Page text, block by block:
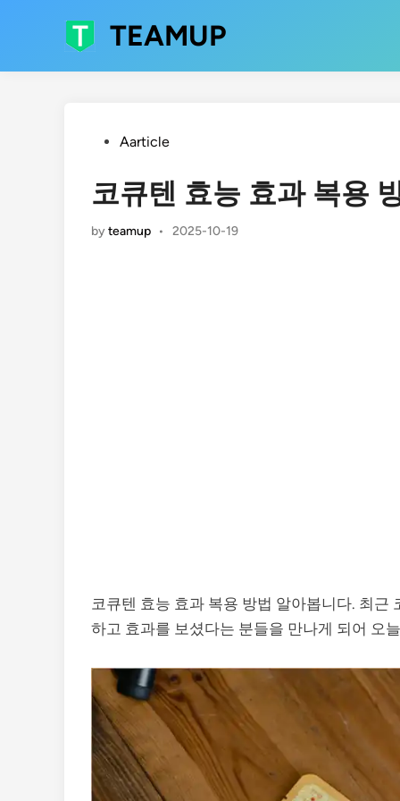
TEAMUP
PostedAarticle
코큐텐 효능 효과 복용
byteamup • 2025-10-19
코큐텐 효능 효과 복용 방법 알아봅니다. 최
하고 효과를 보셨다는 분들을 만나게 되어 오